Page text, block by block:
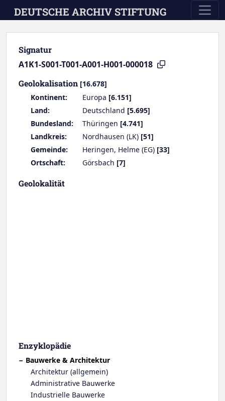
Skip to main content
DEUTSCHE ARCHIV STIFTUNG
Signatur
A1K1-S001-T001-A001-H001-000018
Geolokalisation [16.678]
Kontinent:
Europa [6.151]
Land:
Deutschland [5.695]
Bundesland:
Thüringen [4.741]
Landkreis:
Nordhausen (LK) [51]
Gemeinde:
Heringen, Helme (EG) [33]
Ortschaft:
Görsbach [7]
Geolokalität
Enzyklopädie
Bauwerke & Architektur
Architektur (allgemein)
Administrative Bauwerke
Industrielle Bauwerke